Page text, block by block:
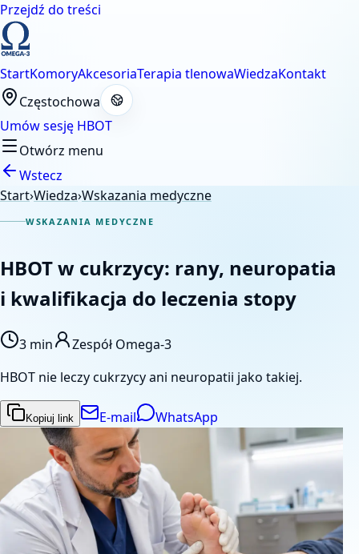
Przejdź do treści
StartKomoryAkcesoriaTerapia tlenowaWiedzaKontakt
Częstochowa
Umów sesję HBOT
Otwórz menu
Wstecz
Start›Wiedza›Wskazania medyczne
WSKAZANIA MEDYCZNE
HBOT w cukrzycy: rany, neuropatia
i kwalifikacja do leczenia stopy
3 min
Zespół Omega-3
HBOT nie leczy cukrzycy ani neuropatii jako takiej.
Kopiuj link E-mail WhatsApp